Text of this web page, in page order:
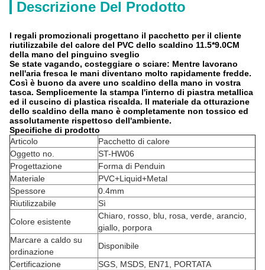
Descrizione Del Prodotto
I regali promozionali progettano il pacchetto per il cliente
riutilizzabile del calore del PVC dello scaldino 11.5*9.0CM
della mano del pinguino sveglio
Se state vagando, costeggiare o sciare: Mentre lavorano
nell'aria fresca le mani diventano molto rapidamente fredde.
Così è buono da avere uno scaldino della mano in vostra
tasca. Semplicemente la stampa l'interno di piastra metallica
ed il cuscino di plastica riscalda. Il materiale da otturazione
dello scaldino della mano è completamente non tossico ed
assolutamente rispettoso dell'ambiente.
Specifiche di prodotto
Articolo
Pacchetto di calore
Oggetto no.
ST-HW06
Progettazione
Forma di Penduin
Materiale
PVC+Liquid+Metal
Spessore
0.4mm
Riutilizzabile
Sì
Colore esistente
Chiaro, rosso, blu, rosa, verde, arancio,
giallo, porpora
Marcare a caldo su
ordinazione
Disponibile
Certificazione
SGS, MSDS, EN71, PORTATA